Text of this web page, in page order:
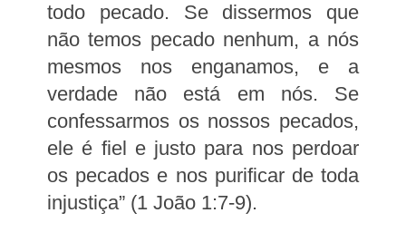
todo pecado. Se dissermos que
não temos pecado nenhum, a nós
mesmos nos enganamos, e a
verdade não está em nós. Se
confessarmos os nossos pecados,
ele é fiel e justo para nos perdoar
os pecados e nos purificar de toda
injustiça” (1 João 1:7-9).